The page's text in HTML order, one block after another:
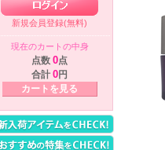
新規会員登録(無料)
現在のカートの中身
点数 0点
合計 0円
カートを見る